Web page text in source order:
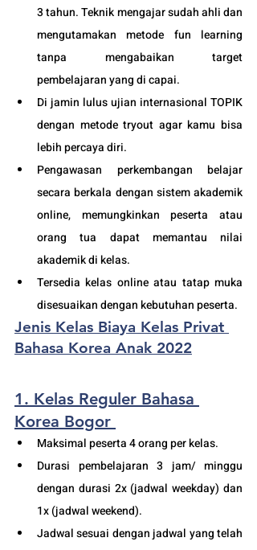
3 tahun. Teknik mengajar sudah ahli dan
mengutamakan metode fun learning
tanpa mengabaikan target
pembelajaran yang di capai.
Di jamin lulus ujian internasional TOPIK
dengan metode tryout agar kamu bisa
lebih percaya diri.
Pengawasan perkembangan belajar
secara berkala dengan sistem akademik
online, memungkinkan peserta atau
orang tua dapat memantau nilai
akademik di kelas.
Tersedia kelas online atau tatap muka
disesuaikan dengan kebutuhan peserta.
Jenis Kelas Biaya Kelas Privat
Bahasa Korea Anak 2022
1. Kelas Reguler Bahasa
Korea Bogor
Maksimal peserta 4 orang per kelas.
Durasi pembelajaran 3 jam/ minggu
dengan durasi 2x (jadwal weekday) dan
1x (jadwal weekend).
Jadwal sesuai dengan jadwal yang telah